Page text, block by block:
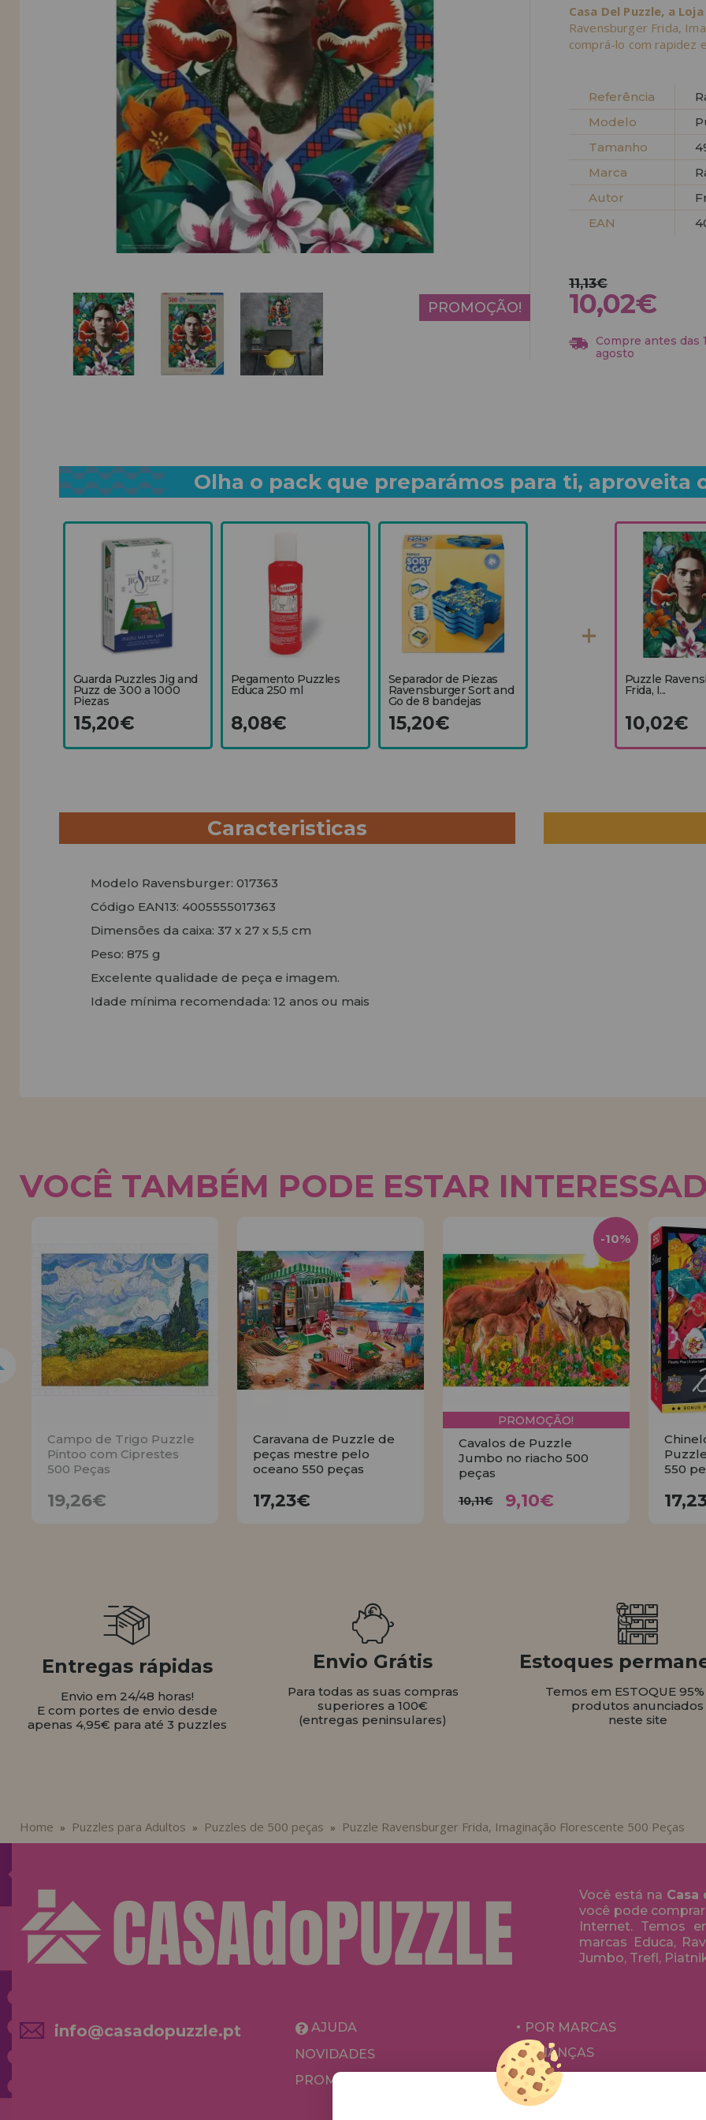
LIQUIDAÇÕES
EM FORMAÇÃO
info@casadopuzzle.pt
Casa Del Puzzle, a
Ravensburger Frida,
comprá-lo com rapidez
Referência
Modelo
Tamanho
Marca
Autor
EAN
PROMOÇÃO!
11,13€
10,02€
Compre antes das
agosto
Olha o pack que preparámos para ti, aproveita
Guarda Puzzles Jig and
Puzz de 300 a 1000
Piezas
15,20€
Pegamento Puzzles
Educa 250 ml
8,08€
Separador de Piezas
Ravensburger Sort and
Go de 8 bandejas
15,20€
Puzzle
Frida, I...
10,02€
Caracteristicas
Modelo Ravensburger: 017363
Código EAN13: 4005555017363
Dimensões da caixa: 37 x 27 x 5,5 cm
Peso: 875 g
Excelente qualidade de peça e imagem.
Idade mínima recomendada: 12 anos ou mais
VOCÊ TAMBÉM PODE ESTAR
Campo de Trigo Puzzle
Pintoo com Ciprestes
500 Peças
19,26€
Caravana de Puzzle de
peças mestre pelo
oceano 550 peças
17,23€
PROMOÇÃO!
Cavalos de Puzzle
Jumbo no riacho 500
peças
10,11€ 9,10€
-10%
550
Entregas rápidas
Envio em 24/48 horas!
E com portes de envio desde
apenas 4,95€ para até 3 puzzles
Envio Grátis
Para todas as suas compras
superiores a 100€
(entregas peninsulares)
Estoques
Temos em ESTOQUE
produtos anunciados
neste site
Home » Puzzles para Adultos » Puzzles de 500 peças » Puzzle Ravensburger Frida, Imaginação Florescente 500 Peças
Você está na Casa
você pode
Internet. Temos
marcas Educa,
Jumbo, Trefl,
info@casadopuzzle.pt
AJUDA
NOVIDADES
PROMOÇÕES E OFERTAS
POR MARCAS
CRIANÇAS
PARA ADULTOS
POR AUTORES